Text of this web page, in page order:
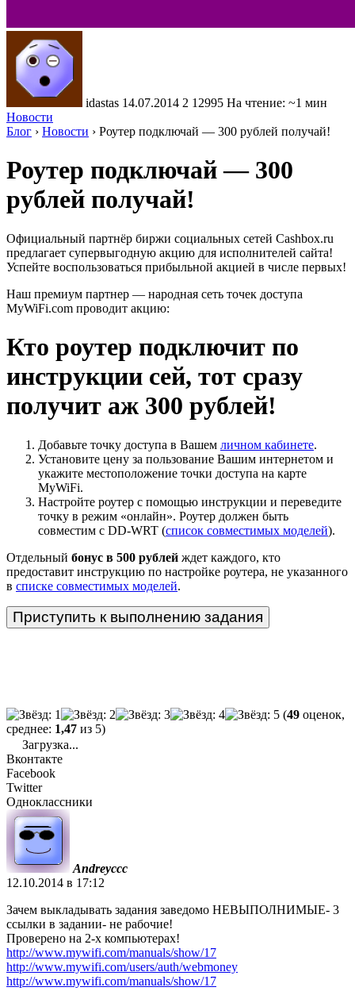
idastas 14.07.2014 2 12995 На чтение: ~1 мин
Новости
Блог › Новости › Роутер подключай — 300 рублей получай!
Роутер подключай — 300
рублей получай!
Официальный партнёр биржи социальных сетей Cashbox.ru
предлагает супервыгодную акцию для исполнителей сайта!
Успейте воспользоваться прибыльной акцией в числе первых!
Наш премиум партнер — народная сеть точек доступа
MyWiFi.com проводит акцию:
Кто роутер подключит по
инструкции сей, тот сразу
получит аж 300 рублей!
Добавьте точку доступа в Вашем личном кабинете.
Установите цену за пользование Вашим интернетом и
укажите местоположение точки доступа на карте
MyWiFi.
Настройте роутер с помощью инструкции и переведите
точку в режим «онлайн». Роутер должен быть
совместим с DD-WRT (список совместимых моделей).
Отдельный бонус в 500 рублей ждет каждого, кто
предоставит инструкцию по настройке роутера, не указанного
в списке совместимых моделей.
(49 оценок,
среднее: 1,47 из 5)
Загрузка...
Вконтакте
Facebook
Twitter
Одноклассники
Andreyccc
12.10.2014 в 17:12
Зачем выкладывать задания заведомо НЕВЫПОЛНИМЫЕ- 3
ссылки в задании- не рабочие!
Проверено на 2-х компьютерах!
http://www.mywifi.com/manuals/show/17
http://www.mywifi.com/users/auth/webmoney
http://www.mywifi.com/manuals/show/17